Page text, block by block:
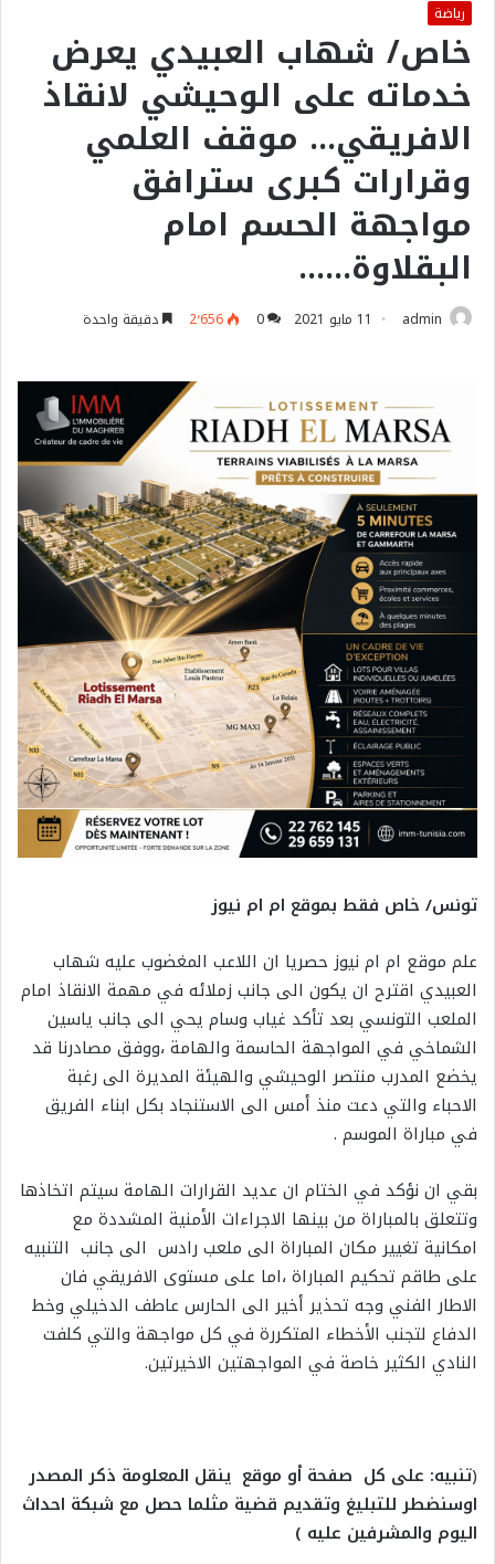
رياضة
خاص/ شهاب العبيدي يعرض
خدماته على الوحيشي لانقاذ
الافريقي… موقف العلمي
وقرارات كبرى سترافق
مواجهة الحسم امام
البقلاوة……
admin 11 مايو 2021 0 2٬656 دقيقة واحدة
تونس/ خاص فقط بموقع ام ام نيوز
علم موقع ام ام نيوز حصريا ان اللاعب المغضوب عليه شهاب
العبيدي اقترح ان يكون الى جانب زملائه في مهمة الانقاذ امام
الملعب التونسي بعد تأكد غياب وسام يحي الى جانب ياسين
الشماخي في المواجهة الحاسمة والهامة ،ووفق مصادرنا قد
يخضع المدرب منتصر الوحيشي والهيئة المديرة الى رغبة
الاحباء والتي دعت منذ أمس الى الاستنجاد بكل ابناء الفريق
في مباراة الموسم .
بقي ان نؤكد في الختام ان عديد القرارات الهامة سيتم اتخاذها
وتتعلق بالمباراة من بينها الاجراءات الأمنية المشددة مع
امكانية تغيير مكان المباراة الى ملعب رادس الى جانب التنبيه
على طاقم تحكيم المباراة ،اما على مستوى الافريقي فان
الاطار الفني وجه تحذير أخير الى الحارس عاطف الدخيلي وخط
الدفاع لتجنب الأخطاء المتكررة في كل مواجهة والتي كلفت
النادي الكثير خاصة في المواجهتين الاخيرتين.
(تنبيه: على كل صفحة أو موقع ينقل المعلومة ذكر المصدر
اوسنضطر للتبليغ وتقديم قضية مثلما حصل مع شبكة احداث
اليوم والمشرفين عليه )